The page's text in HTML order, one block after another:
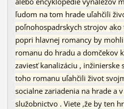
ľudom na tom hrade uľahčili
poľnohospadrskych strojov
popri hlavnej romancy by
romanu do hradu a domčekov
zaviesť kanalizáciu , inžinierske
toho romanu uľahčili život
socialne zariadenia na hrade a
služobnictvo . Viete ,že by ten